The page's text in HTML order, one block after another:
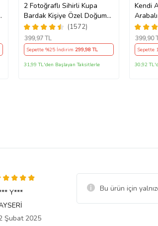
2 Fotoğraflı Sihirli Kupa
Bardak Kişiye Özel Doğum
Günü Hediyesi Sevgiliye
Hediye Anneye Babaya
Ablaya Abiye Kız Erkek
Kardeşe Arkadaşa Resimli
Günü Yıl Dönümü Hediyesi
(1572)
399,97 TL
Sepette %25 İndirim 299,98 TL
31,99 TL'den Başlayan Taksitlerle
Kendi
399,90
Sepette
30,92
Y***
Şubat 2025
Bu ürün için